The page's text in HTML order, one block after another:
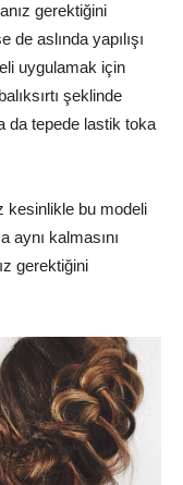
gerektiğini
aslında yapılışı
uygulamak için
şeklinde
da tepede lastik toka
kesinlikle bu modeli
aynı kalmasını
gerektiğini